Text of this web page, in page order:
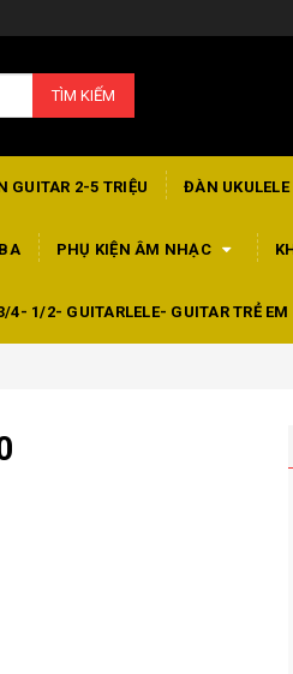
TÌM KIẾM
GUITAR 2-5 TRIỆU ĐÀN UKULELE
PHỤ KIỆN ÂM NHẠC
1/2- GUITARLELE- GUITAR TRẺ EM